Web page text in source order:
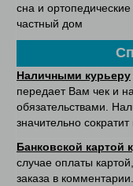
сна и
частный дом
Наличными курьеру
передает Вам чек и
обязательствами.
значительно
Банковской картой
случае оплаты
заказа в